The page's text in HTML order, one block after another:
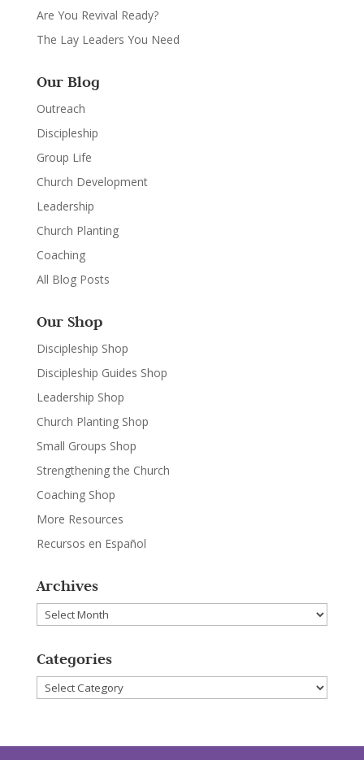
Are You Revival Ready?
The Lay Leaders You Need
Our Blog
Outreach
Discipleship
Group Life
Church Development
Leadership
Church Planting
Coaching
All Blog Posts
Our Shop
Discipleship Shop
Discipleship Guides Shop
Leadership Shop
Church Planting Shop
Small Groups Shop
Strengthening the Church
Coaching Shop
More Resources
Recursos en Español
Archives
Archives
Categories
Categories